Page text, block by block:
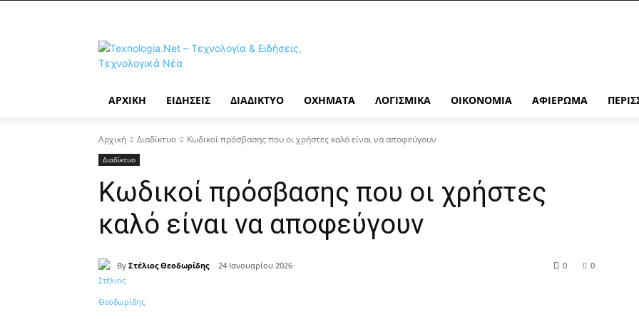
ΑΡΧΙΚΉ ΕΙΔΉΣΕΙΣ ΔΙΑΔΊΚΤΥΟ ΟΧΉΜΑΤΑ ΛΟΓΙΣΜΙΚΆ ΟΙΚΟΝΟΜΊΑ ΑΦΙΈΡΩΜΑ
Αρχική Διαδίκτυο Κωδικοί πρόσβασης που οι χρήστες καλό είναι να αποφεύγουν
Διαδίκτυο
Κωδικοί πρόσβασης που οι χρήστες
καλό είναι να αποφεύγουν
By Στέλιος Θεοδωρίδης 24 Ιανουαρίου 2026 0
0
Κοινοποίηση